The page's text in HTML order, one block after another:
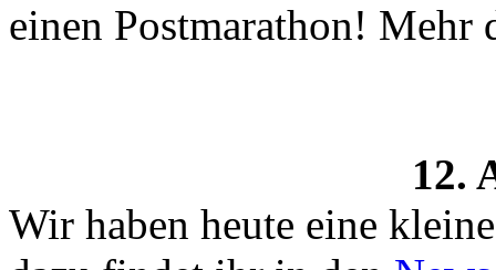
einen Postmarathon! Mehr
12.
Wir haben heute eine